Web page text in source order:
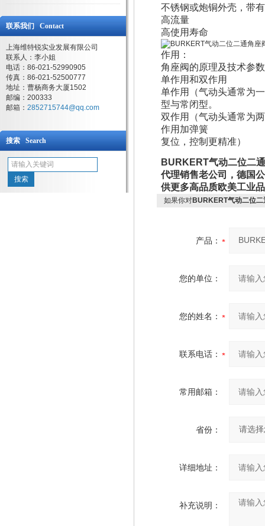
联系我们 Contact
上海维特锐实业发展有限公司
联系人：李小姐
电话：86-021-52990905
传真：86-021-52500777
地址：曹杨商务大厦1502
邮编：200333
邮箱： 2852715744@qq.com
搜索 Search
不锈钢或炮铜外壳，带
高流量
高使用寿命
作用：
角座阀的原理及技术参
单作用和双作用
单作用（气动头通常为
型与常闭型。
双作用（气动头通常为
作用加弹簧
复位，控制更精准）
BURKERT气动二位二
代理销售老公司，德国
供更多高品质欧美工业
如果你对BURKERT气动二位
产品：
您的单位：
您的姓名：
联系电话：
常用邮箱：
省份：
详细地址：
补充说明：